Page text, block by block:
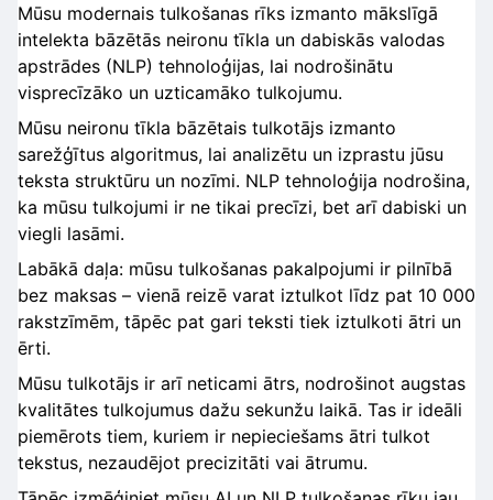
Mūsu modernais tulkošanas rīks izmanto mākslīgā
intelekta bāzētās neironu tīkla un dabiskās valodas
apstrādes (NLP) tehnoloģijas, lai nodrošinātu
visprecīzāko un uzticamāko tulkojumu.
Mūsu neironu tīkla bāzētais tulkotājs izmanto
sarežģītus algoritmus, lai analizētu un izprastu jūsu
teksta struktūru un nozīmi. NLP tehnoloģija nodrošina,
ka mūsu tulkojumi ir ne tikai precīzi, bet arī dabiski un
viegli lasāmi.
Labākā daļa: mūsu tulkošanas pakalpojumi ir pilnībā
bez maksas – vienā reizē varat iztulkot līdz pat 10 000
rakstzīmēm, tāpēc pat gari teksti tiek iztulkoti ātri un
ērti.
Mūsu tulkotājs ir arī neticami ātrs, nodrošinot augstas
kvalitātes tulkojumus dažu sekunžu laikā. Tas ir ideāli
piemērots tiem, kuriem ir nepieciešams ātri tulkot
tekstus, nezaudējot precizitāti vai ātrumu.